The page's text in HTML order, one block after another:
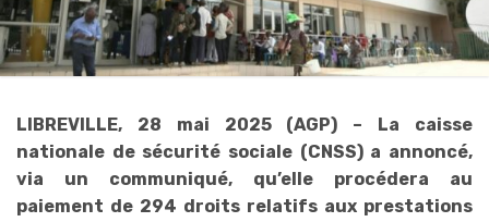
LIBREVILLE, 28 mai 2025 (AGP) – La caisse
nationale de sécurité sociale (CNSS) a annoncé,
via un communiqué, qu’elle procédera au
paiement de 294 droits relatifs aux prestations